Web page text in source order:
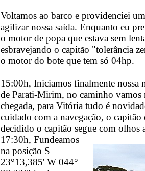
Voltamos ao barco e providenciei
agilizar nossa saída. Enquanto eu
o motor de popa que estava sem
esbravejando o capitão "tolerância
o motor do bote que tem só 04hp.
15:00h, Iniciamos finalmente nossa
de Parati-Mirim, no caminho vamos
chegada, para Vitória tudo é
cuidado com a navegação, o
decidido o capitão segue com olhos
17:30h, Fundeamos
na posição S
23°13,385' W 044°